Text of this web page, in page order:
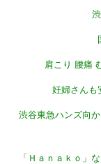
肩こり 腰痛
妊婦さんも
渋谷東急ハンズ向
「Ｈａｎａｋｏ」